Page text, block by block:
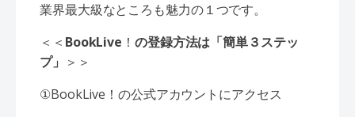
業界最大級なところも魅力の１つです。
＜＜ BookLive ！ の登録方法は「簡単３ステッ
プ」 ＞＞
①BookLive！の公式アカウントにアクセス